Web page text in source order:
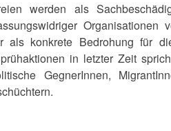
werden als
als konkrete Bedrohung für
in letzter Zeit
GegnerInnen,